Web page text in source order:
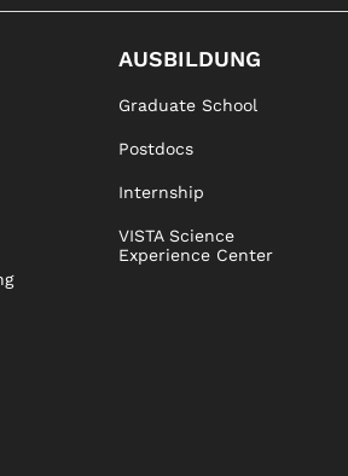
AUSBILDUNG
Graduate School
Postdocs
Internship
VISTA Science
Experience Center